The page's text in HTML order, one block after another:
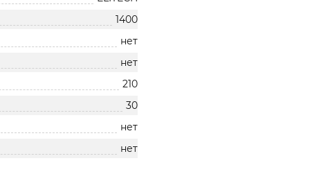
1400
нет
нет
210
30
нет
нет